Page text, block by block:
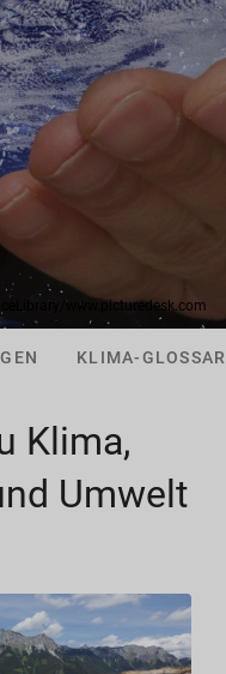
www.picturedesk.com
KLIMA-GLOSSAR
Klima,
Umwelt